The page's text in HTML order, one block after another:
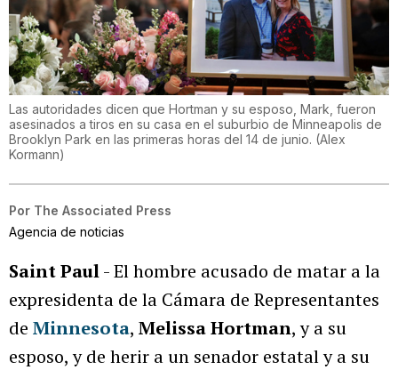
Las autoridades dicen que Hortman y su esposo, Mark, fueron
asesinados a tiros en su casa en el suburbio de Minneapolis de
Brooklyn Park en las primeras horas del 14 de junio. (Alex
Kormann)
Por The Associated Press
Agencia de noticias
Saint Paul- El hombre acusado de matar a la
expresidenta de la Cámara de Representantes
de Minnesota, Melissa Hortman, y a su
esposo, y de herir a un senador estatal y a su